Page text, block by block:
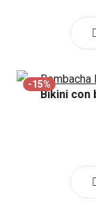
-15%
Bikini con